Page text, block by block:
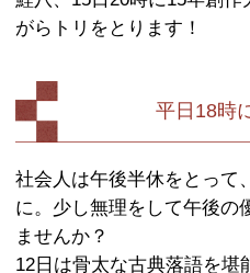
じめて触れるには
か、人気のある
とになるかもしれ
スケジュールを合
くのも難しい。リ
す。 そこで渋谷